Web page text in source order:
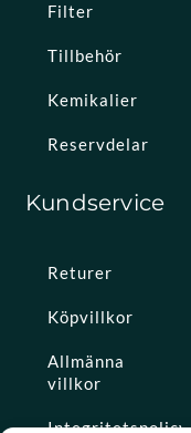
Filter
Tillbehör
Kemikalier
Reservdelar
Kundservice
Returer
Köpvillkor
Allmänna
villkor
Integritetspolicy